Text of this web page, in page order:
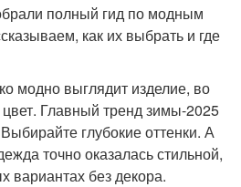
полный гид по модным
как их выбрать и где
модно выглядит изделие, во
Главный тренд зимы-2025
глубокие оттенки. А
точно оказалась стильной,
вариантах без декора.